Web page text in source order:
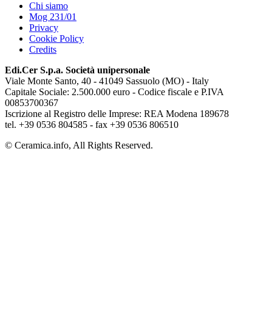
Chi siamo
Mog 231/01
Privacy
Cookie Policy
Credits
Edi.Cer S.p.a. Società unipersonale
Viale Monte Santo, 40 - 41049 Sassuolo (MO) - Italy
Capitale Sociale: 2.500.000 euro - Codice fiscale e P.IVA
00853700367
Iscrizione al Registro delle Imprese: REA Modena 189678
tel. +39 0536 804585 - fax +39 0536 806510
© Ceramica.info, All Rights Reserved.